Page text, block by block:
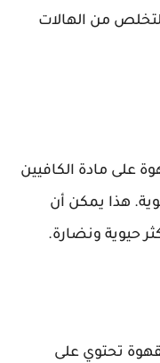
من الهالات
على مادة الكافيين
هذا يمكن أن
حيوية ونضارة.
تحتوي على